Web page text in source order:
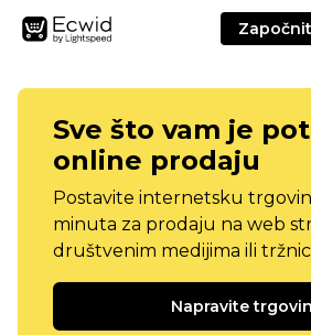
Sve što vam je
online prodaju
Postavite internetsku
minuta za prodaju na web
društvenim medijima ili
Napravite